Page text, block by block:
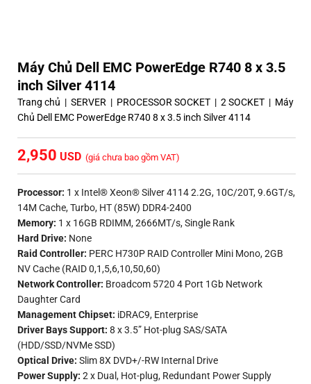
Máy Chủ Dell EMC PowerEdge R740 8 x 3.5
inch Silver 4114
Trang chủ | SERVER | PROCESSOR SOCKET | 2 SOCKET | Máy
Chủ Dell EMC PowerEdge R740 8 x 3.5 inch Silver 4114
2,950 (giá chưa bao gồm VAT)
Processor: 1 x Intel® Xeon® Silver 4114 2.2G, 10C/20T, 9.6GT/s,
14M Cache, Turbo, HT (85W) DDR4-2400
Memory: 1 x 16GB RDIMM, 2666MT/s, Single Rank
Hard Drive: None
Raid Controller: PERC H730P RAID Controller Mini Mono, 2GB
NV Cache (RAID 0,1,5,6,10,50,60)
Network Controller: Broadcom 5720 4 Port 1Gb Network
Daughter Card
Management Chipset: iDRAC9, Enterprise
Driver Bays Support: 8 x 3.5” Hot-plug SAS/SATA
(HDD/SSD/NVMe SSD)
Optical Drive: Slim 8X DVD+/-RW Internal Drive
Power Supply: 2 x Dual, Hot-plug, Redundant Power Supply